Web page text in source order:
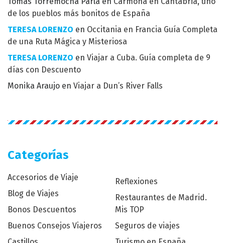
de los pueblos más bonitos de España
TERESA LORENZO en Occitania en Francia Guía Completa
de una Ruta Mágica y Misteriosa
TERESA LORENZO en Viajar a Cuba. Guía completa de 9
días con Descuento
Monika Araujo en Viajar a Dun’s River Falls
Categorías
Accesorios de Viaje
Blog de Viajes
Bonos Descuentos
Buenos Consejos Viajeros
Reflexiones
Restaurantes de Madrid.
Mis TOP
Seguros de viajes